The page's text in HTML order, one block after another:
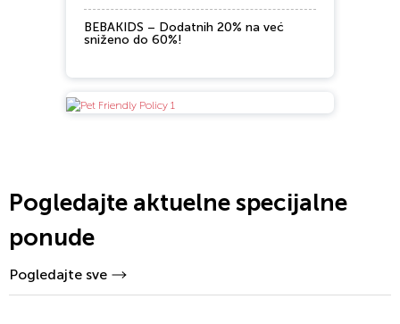
BEBAKIDS – Dodatnih 20% na već
sniženo do 60%!
Pogledajte aktuelne specijalne
ponude
Pogledajte sve